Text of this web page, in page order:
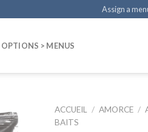
Assign a
> MENUS
ACCUEIL / AMORCE /
BAITS